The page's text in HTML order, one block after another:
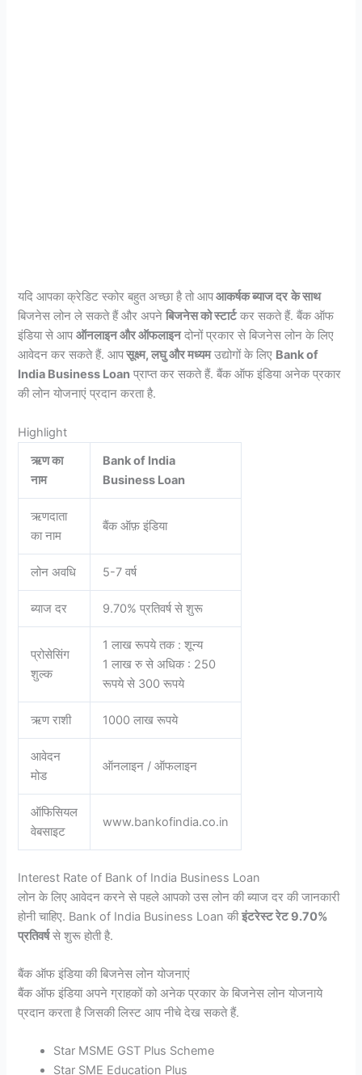
यदि आपका क्रेडिट स्कोर बहुत अच्छा है तो आपआकर्षक ब्याज दर के साथ
बिजनेस लोन ले सकते हैं और अपनेबिजनेस को स्टार्टकर सकते हैं. बैंक ऑफ
इंडिया से आपऑनलाइन और ऑफलाइनदोनों प्रकार से बिजनेस लोन के लिए
आवेदन कर सकते हैं. आपसूक्ष्म, लघु और मध्यमउद्योगों के लिए Bank of
India Business Loan प्राप्त कर सकते हैं. बैंक ऑफ इंडिया अनेक प्रकार
की लोन योजनाएं प्रदान करता है.
Highlight
ऋण का
नाम
Bank of India
Business Loan
ऋणदाता
का नाम
बैंक ऑफ़ इंडिया
लोन अवधि 5-7 वर्ष
ब्याज दर 9.70% प्रतिवर्ष से शुरू
प्रोसेसिंग
शुल्क
1 लाख रूपये तक : शून्य
1 लाख रु से अधिक : 250
रूपये से 300 रूपये
ऋण राशी 1000 लाख रूपये
आवेदन
मोड
ऑनलाइन / ऑफलाइन
ऑफिसियल
वेबसाइट
www.bankofindia.co.in
Interest Rate of Bank of India Business Loan
लोन के लिए आवेदन करने से पहले आपको उस लोन की ब्याज दर की जानकारी
होनी चाहिए. Bank of India Business Loan कीइंटरेस्ट रेट 9.70%
प्रतिवर्षसे शुरू होती है.
बैंक ऑफ इंडिया की बिजनेस लोन योजनाएं
बैंक ऑफ इंडिया अपने ग्राहकों को अनेक प्रकार के बिजनेस लोन योजनाये
प्रदान करता है जिसकी लिस्ट आप नीचे देख सकते हैं.
Star MSME GST Plus Scheme
Star SME Education Plus